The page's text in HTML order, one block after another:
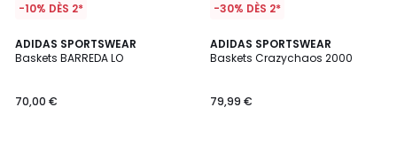
-10% DÈS 2*
ADIDAS SPORTSWEAR
Baskets BARREDA LO
70,00 €
5
/
2
Couleurs
-30% DÈS 2*
ADIDAS SPORTSWEAR
Baskets Crazychaos 2000
79,99 €